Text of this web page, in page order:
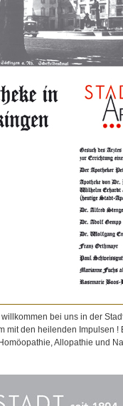
bei uns in der
mit den heilenden Impulsen !
Allopathie und